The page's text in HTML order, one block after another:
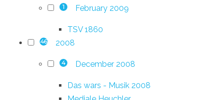
1 February 2009
TSV 1860
46 2008
4 December 2008
Das wars - Musik 2008